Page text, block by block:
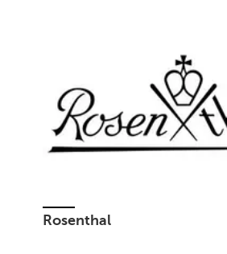
Rosenthal